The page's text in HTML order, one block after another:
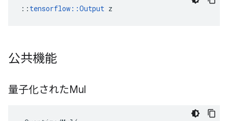
:: tensorflow::Output z
公共機能
量子化されたMul